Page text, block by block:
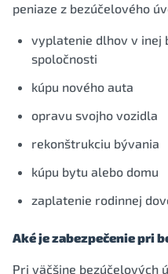
peniaze z bezúčelového
vyplatenie dlhov v inej
spoločnosti
kúpu nového auta
opravu svojho vozidla
rekonštrukciu bývania
kúpu bytu alebo domu
zaplatenie rodinnej
Aké je zabezpečenie pri
Pri väčšine bezúčelových